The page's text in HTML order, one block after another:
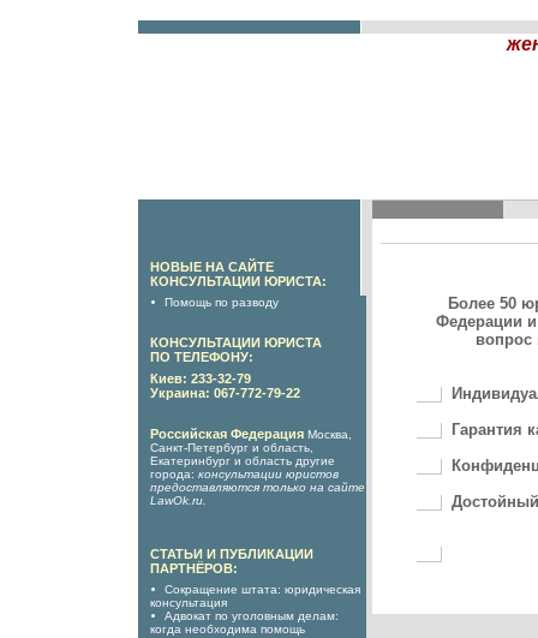
НОВЫЕ НА САЙТЕ
КОНСУЛЬТАЦИИ ЮРИСТА:
Помощь по разводу
КОНСУЛЬТАЦИИ ЮРИСТА
ПО ТЕЛЕФОНУ:
Киев: 233-32-79
Украина: 067-772-79-22
Российская Федерация Москва,
Санкт-Петербург и область,
Екатеринбург и область другие
города: консультации юристов
предоставляются только на сайте
LawOk.ru
СТАТЬИ И ПУБЛИКАЦИИ
ПАРТНЁРОВ:
Сокращение штата: юридическая
консультация
Адвокат по уголовным делам:
когда необходима помощь
Более 50
Федерации
вопрос
Гарантия